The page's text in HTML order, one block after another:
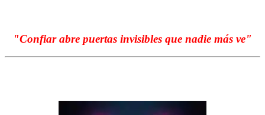
"Confiar abre puertas invisibles que nadie más ve"